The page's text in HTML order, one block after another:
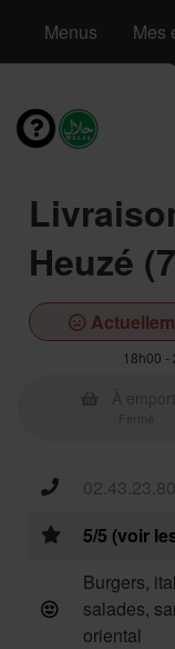
Menus Mes
Heuzé
18h00 -
5/5 (voir
Burgers,
salades,
oriental